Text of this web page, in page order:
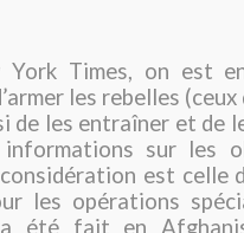
Times, on est
les rebelles
de les entraîner et de
informations sur les
est celle
les opérations
été fait en